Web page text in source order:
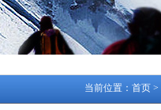
当前位置： 首页 >